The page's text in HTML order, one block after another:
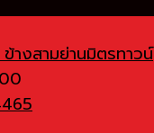
างสามย่านมิตรทาวน์